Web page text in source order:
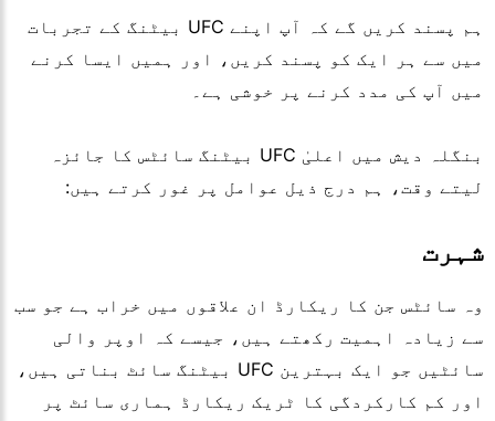
ہم پسند کریں گے کہ آپ اپنے UFC بیٹنگ کے تجربات
میں سے ہر ایک کو پسند کریں، اور ہمیں ایسا کرنے
میں آپ کی مدد کرنے پر خوشی ہے۔
بنگلہ دیش میں اعلیٰ UFC بیٹنگ سائٹس کا جائزہ
لیتے وقت، ہم درج ذیل عوامل پر غور کرتے ہیں:
شہرت
وہ سائٹس جن کا ریکارڈ ان علاقوں میں خراب ہے جو سب
سے زیادہ اہمیت رکھتے ہیں، جیسے کہ اوپر والی
سائٹیں جو ایک بہترین UFC بیٹنگ سائٹ بناتی ہیں،
اور کم کارکردگی کا ٹریک ریکارڈ ہماری سائٹ پر